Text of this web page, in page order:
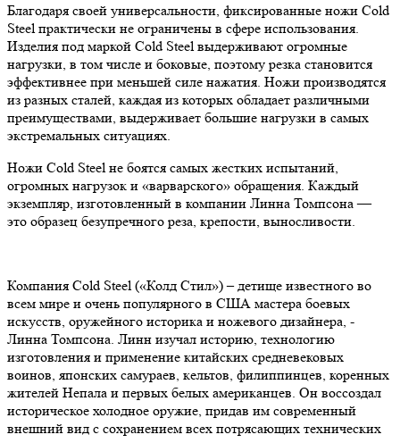
Благодаря своей универсальности, фиксированные ножи Cold
Steel практически не ограничены в сфере использования.
Изделия под маркой Cold Steel выдерживают огромные
нагрузки, в том числе и боковые, поэтому резка становится
эффективнее при меньшей силе нажатия. Ножи производятся
из разных сталей, каждая из которых обладает различными
преимуществами, выдерживает большие нагрузки в самых
экстремальных ситуациях.
Ножи Cold Steel не боятся самых жестких испытаний,
огромных нагрузок и «варварского» обращения. Каждый
экземпляр, изготовленный в компании Линна Томпсона —
это образец безупречного реза, крепости, выносливости.
Компания Cold Steel («Колд Стил») – детище известного во
всем мире и очень популярного в США мастера боевых
искусств, оружейного историка и ножевого дизайнера, -
Линна Томпсона. Линн изучал историю, технологию
изготовления и применение китайских средневековых
воинов, японских самураев, кельтов, филиппинцев, коренных
жителей Непала и первых белых американцев. Он воссоздал
историческое холодное оружие, придав им современный
внешний вид с сохранением всех потрясающих технических